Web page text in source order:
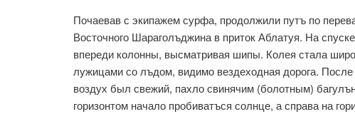
Почаевав с экипажем сурфа, продолжили путъ по
Восточного Шараголъджина в приток Аблатуя. На
впереди колонны, высматривая шипы. Колея стала
лужицами со лъдом, видимо вездеходная дорога.
воздух был свежий, пахло свинячим (болотным)
горизонтом начало пробиватъся солнце, а справа на